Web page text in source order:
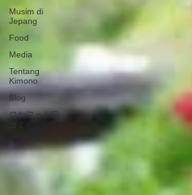
Musim di
Jepang
Food
Media
Tentang
Kimono
Blog
ロケフォト口
コミ